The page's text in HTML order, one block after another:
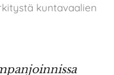
kuntavaalien